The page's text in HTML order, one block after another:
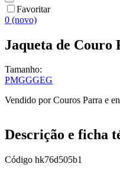
Favoritar
0 (novo)
Jaqueta de
Tamanho:
PMGGGEG
Vendido porCouros Parra e
Descrição e ficha
Código hk76d505b1